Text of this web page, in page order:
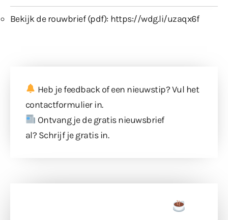
Bekijk de rouwbrief (pdf): https://wdg.li/uzaqx6f
Heb je feedback of een nieuwstip? Vul het
contactformulierin.
Ontvang je de gratis nieuwsbrief
al? Schrijf je gratis in.